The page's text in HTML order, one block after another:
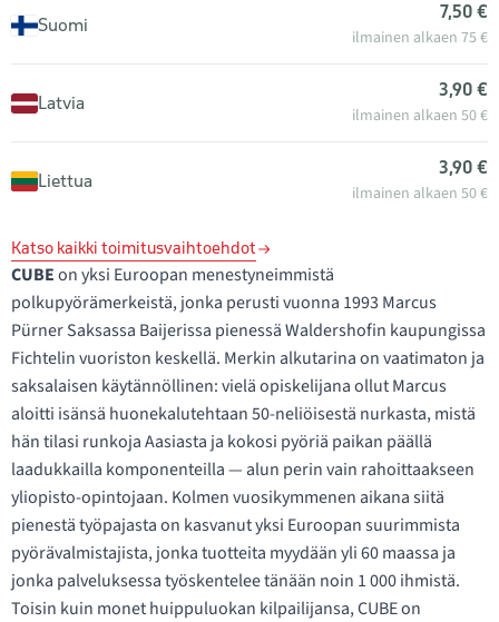
Suomi
7,50 €
ilmainen alkaen 75 €
Latvia
3,90 €
ilmainen alkaen 50 €
Liettua
3,90 €
ilmainen alkaen 50 €
Katso kaikki toimitusvaihtoehdot
CUBEon yksi Euroopan menestyneimmistä
polkupyörämerkeistä, jonka perusti vuonna 1993 Marcus
Pürner Saksassa Baijerissa pienessä Waldershofin kaupungissa
Fichtelin vuoriston keskellä. Merkin alkutarina on vaatimaton ja
saksalaisen käytännöllinen: vielä opiskelijana ollut Marcus
aloitti isänsä huonekalutehtaan 50-neliöisestä nurkasta, mistä
hän tilasi runkoja Aasiasta ja kokosi pyöriä paikan päällä
laadukkailla komponenteilla — alun perin vain rahoittaakseen
yliopisto-opintojaan. Kolmen vuosikymmenen aikana siitä
pienestä työpajasta on kasvanut yksi Euroopan suurimmista
pyörävalmistajista, jonka tuotteita myydään yli 60 maassa ja
jonka palveluksessa työskentelee tänään noin 1 000 ihmistä.
Toisin kuin monet huippuluokan kilpailijansa, CUBE on